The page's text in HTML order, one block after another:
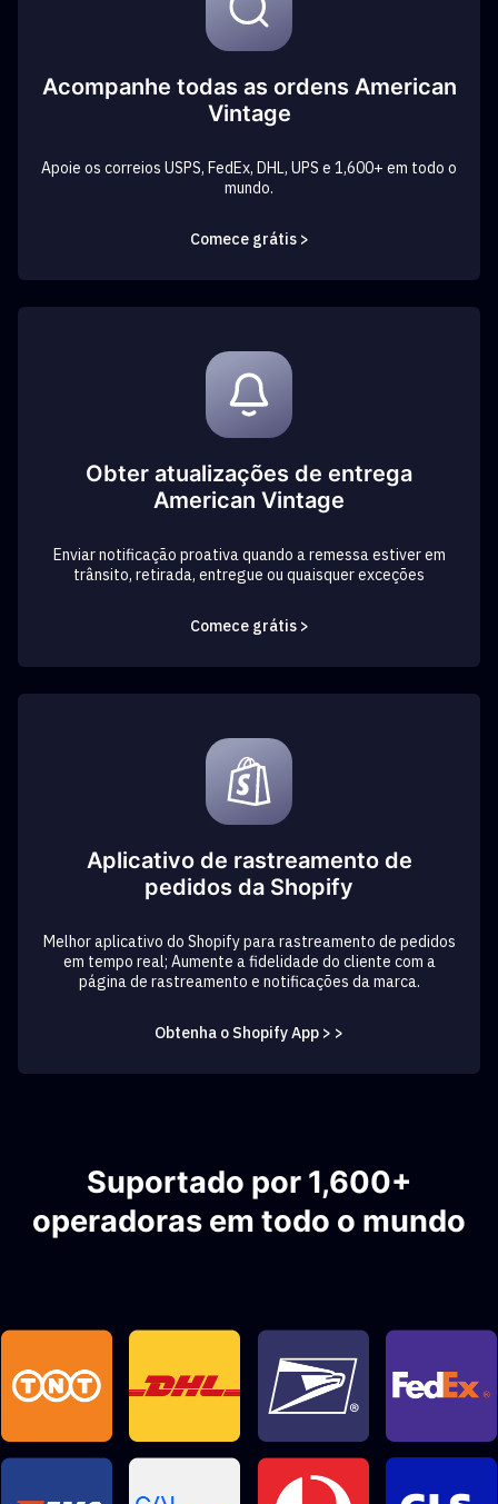
Acompanhe todas as ordens American
Vintage
Apoie os correios USPS, FedEx, DHL, UPS e 1,600+ em todo o
mundo.
Comece grátis >
Obter atualizações de entrega
American Vintage
Enviar notificação proativa quando a remessa estiver em
trânsito, retirada, entregue ou quaisquer exceções
Comece grátis >
Aplicativo de rastreamento de
pedidos da Shopify
Melhor aplicativo do Shopify para rastreamento de pedidos
em tempo real; Aumente a fidelidade do cliente com a
página de rastreamento e notificações da marca.
Obtenha o Shopify App > >
Suportado por 1,600+
operadoras em todo o mundo